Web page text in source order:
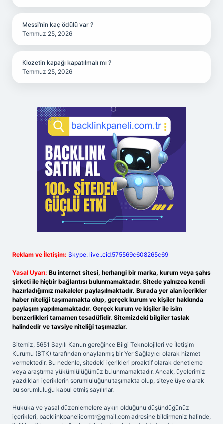
Messi’nin kaç ödülü var ?
Temmuz 25, 2026
Klozetin kapağı kapatılmalı mı ?
Temmuz 25, 2026
Reklam ve İletişim: Skype: live:.cid.575569c608265c69
Yasal Uyarı: Bu internet sitesi, herhangi bir marka, kurum veya şahıs
şirketi ile hiçbir bağlantısı bulunmamaktadır. Sitede yalnızca kendi
hazırladığımız makaleler paylaşılmaktadır. Burada yer alan içerikler
haber niteliği taşımamakta olup, gerçek kurum ve kişiler hakkında
paylaşım yapılmamaktadır. Gerçek kurum ve kişiler ile isim
benzerlikleri tamamen tesadüfidir. Sitemizdeki bilgiler taslak
halindedir ve tavsiye niteliği taşımazlar.
Sitemiz, 5651 Sayılı Kanun gereğince Bilgi Teknolojileri ve İletişim
Kurumu (BTK) tarafından onaylanmış bir Yer Sağlayıcı olarak hizmet
vermektedir. Bu nedenle, sitedeki içerikleri proaktif olarak denetleme
veya araştırma yükümlülüğümüz bulunmamaktadır. Ancak, üyelerimiz
yazdıkları içeriklerin sorumluluğunu taşımakta olup, siteye üye olarak
bu sorumluluğu kabul etmiş sayılırlar.
Hukuka ve yasal düzenlemelere aykırı olduğunu düşündüğünüz
içerikleri, backlinkpanelicomtr@gmail.com adresine bildirmeniz halinde,